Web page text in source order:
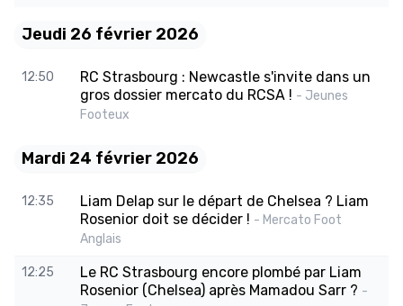
Jeudi 26 février 2026
12:50
RC Strasbourg : Newcastle s'invite dans un
gros dossier mercato du RCSA ! - Jeunes
Footeux
Mardi 24 février 2026
12:35
Liam Delap sur le départ de Chelsea ? Liam
Rosenior doit se décider ! - Mercato Foot
Anglais
12:25
Le RC Strasbourg encore plombé par Liam
Rosenior (Chelsea) après Mamadou Sarr ? -